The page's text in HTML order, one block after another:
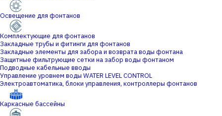
Освещение для фонтанов
Комплектующие для фонтанов
Закладные трубы и фитинги для фонтанов
Закладные элементы для забора и возврата воды фонтана
Защитные фильтрующие сетки на забор воды фонтаном
Подводные кабельные вводы
Управление уровнем воды WATER LEVEL CONTROL
Электроавтоматика, блоки управления, контроллеры фонтанов
Каркасные бассейны